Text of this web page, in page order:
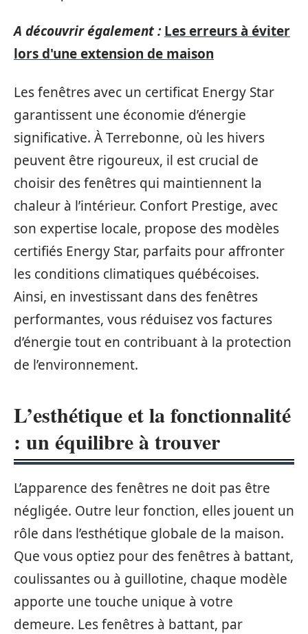
A découvrir également : Les erreurs à éviter
lors d'une extension de maison
Les fenêtres avec un certificat Energy Star
garantissent une économie d’énergie
significative. À Terrebonne, où les hivers
peuvent être rigoureux, il est crucial de
choisir des fenêtres qui maintiennent la
chaleur à l’intérieur. Confort Prestige, avec
son expertise locale, propose des modèles
certifiés Energy Star, parfaits pour affronter
les conditions climatiques québécoises.
Ainsi, en investissant dans des fenêtres
performantes, vous réduisez vos factures
d’énergie tout en contribuant à la protection
de l’environnement.
L’esthétique et la fonctionnalité
: un équilibre à trouver
L’apparence des fenêtres ne doit pas être
négligée. Outre leur fonction, elles jouent un
rôle dans l’esthétique globale de la maison.
Que vous optiez pour des fenêtres à battant,
coulissantes ou à guillotine, chaque modèle
apporte une touche unique à votre
demeure. Les fenêtres à battant, par